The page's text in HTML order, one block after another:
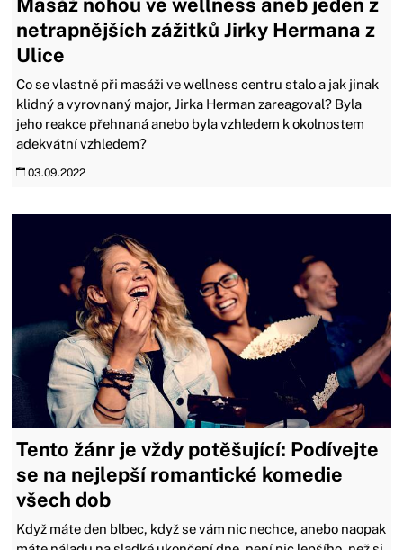
netrapnějších zážitků Jirky Hermana z
Ulice
Co se vlastně při masáži ve wellness centru stalo a jak jinak
klidný a vyrovnaný major, Jirka Herman zareagoval? Byla
jeho reakce přehnaná anebo byla vzhledem k okolnostem
adekvátní vzhledem?
03.09.2022
Tento žánr je vždy potěšující: Podívejte
se na nejlepší romantické komedie
všech dob
Když máte den blbec, když se vám nic nechce, anebo naopak